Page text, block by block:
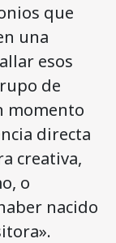
que
una
esos
de
momento
directa
creativa,
o
nacido